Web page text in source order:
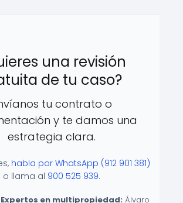
una revisión
de tu caso?
tu contrato o
y te damos una
estrategia clara.
habla por WhatsApp (912 901 381)
o llama al 900 525 939.
en multipropiedad: Álvaro